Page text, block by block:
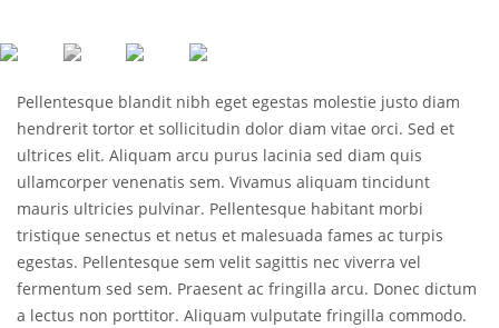
Pellentesque blandit nibh eget egestas molestie justo diam
hendrerit tortor et sollicitudin dolor diam vitae orci. Sed et
ultrices elit. Aliquam arcu purus lacinia sed diam quis
ullamcorper venenatis sem. Vivamus aliquam tincidunt
mauris ultricies pulvinar. Pellentesque habitant morbi
tristique senectus et netus et malesuada fames ac turpis
egestas. Pellentesque sem velit sagittis nec viverra vel
fermentum sed sem. Praesent ac fringilla arcu. Donec dictum
a lectus non porttitor. Aliquam vulputate fringilla commodo.